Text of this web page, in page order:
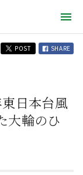
POST SHARE
東日本台風
大輪のひ